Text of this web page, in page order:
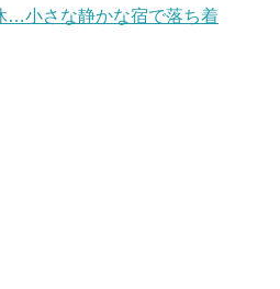
…小さな静かな宿で落ち着